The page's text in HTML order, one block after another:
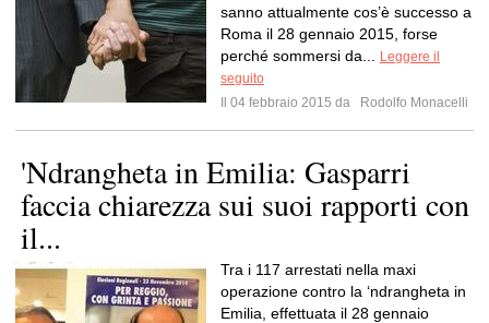
sanno attualmente cos’è successo a
Roma il 28 gennaio 2015, forse
perché sommersi da...
Leggere il
seguito
Il 04 febbraio 2015 da
Rodolfo Monacelli
'Ndrangheta in Emilia: Gasparri
faccia chiarezza sui suoi rapporti con
il...
Tra i 117 arrestati nella maxi
operazione contro la ‘ndrangheta in
Emilia, effettuata il 28 gennaio